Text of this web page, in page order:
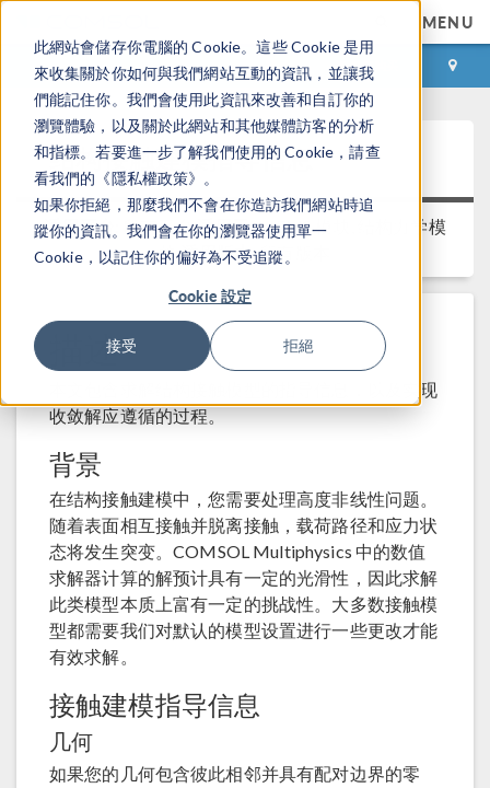
此網站會儲存你電腦的 Cookie。這些 Cookie 是用
來收集關於你如何與我們網站互動的資訊，並讓我
們能記住你。我們會使用此資訊來改善和自訂你的
瀏覽體驗，以及關於此網站和其他媒體訪客的分析
和指標。若要進一步了解我們使用的 Cookie，請查
看我們的《隱私權政策》。
如果你拒絕，那麼我們不會在你造訪我們網站時追
蹤你的資訊。我們會在你的瀏覽器使用單一
Cookie，以記住你的偏好為不受追蹤。
Cookie 設定
接受 拒絕
MENU
登录 咨询与购买
结构接触建模指导信息
适用平台: 所有平台适用于:MEMS 模块, 结构力学模
块适用版本:所有版本
描述
本文包含求解结构接触模型的指导信息，以及实现
收敛解应遵循的过程。
背景
在结构接触建模中，您需要处理高度非线性问题。
随着表面相互接触并脱离接触，载荷路径和应力状
态将发生突变。COMSOL Multiphysics 中的数值
求解器计算的解预计具有一定的光滑性，因此求解
此类模型本质上富有一定的挑战性。大多数接触模
型都需要我们对默认的模型设置进行一些更改才能
有效求解。
接触建模指导信息
几何
如果您的几何包含彼此相邻并具有配对边界的零